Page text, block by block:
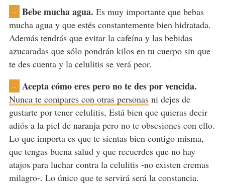
- Bebe mucha agua. Es muy importante que bebas
mucha agua y que estés constantemente bien hidratada.
Además tendrás que evitar la cafeína y las bebidas
azucaradas que sólo pondrán kilos en tu cuerpo sin que
te des cuenta y la celulitis se verá peor.
- Acepta cómo eres pero no te des por vencida.
Nunca te compares con otras personasni dejes de
gustarte por tener celulitis, Está bien que quieras decir
adiós a la piel de naranja pero no te obsesiones con ello.
Lo que importa es que te sientas bien contigo misma,
que tengas buena salud y que recuerdes que no hay
atajos para luchar contra la celulitis -no existen cremas
milagro-. Lo único que te servirá será la constancia.